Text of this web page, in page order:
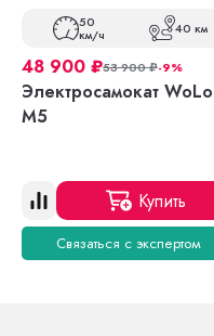
50
км/ч 40 км
48 900 ₽53 900₽-9%
Электросамокат
M5
Купить
Связаться с экспертом